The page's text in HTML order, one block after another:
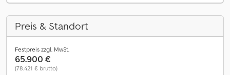
Preis & Standort
Festpreis zzgl. MwSt.
65.900 €
(78.421 € brutto)